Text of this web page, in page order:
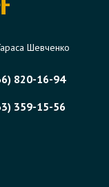
Шевченко
820-16-94
359-15-56